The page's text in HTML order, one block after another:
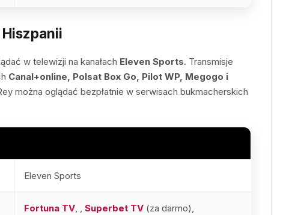
w telewizji na kanałach Eleven Sports. Transmisje
Canal+online, Polsat Box Go, Pilot WP, Megogo i
można oglądać bezpłatnie w serwisach bukmacherskich
Eleven Sports
Fortuna TV, , Superbet TV (za darmo),